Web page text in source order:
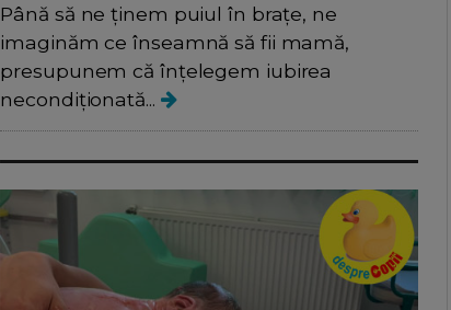
Până să ne ținem puiul în brațe, ne
imaginăm ce înseamnă să fii mamă,
presupunem că înțelegem iubirea
necondiționată...